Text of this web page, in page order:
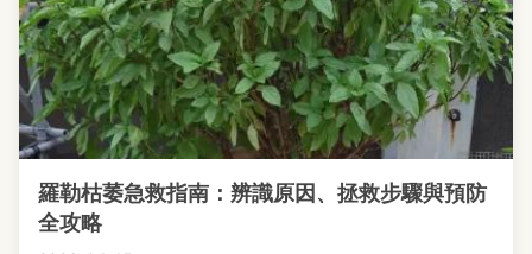
羅勒枯萎急救指南：辨識原因、拯救步驟與預防
全攻略